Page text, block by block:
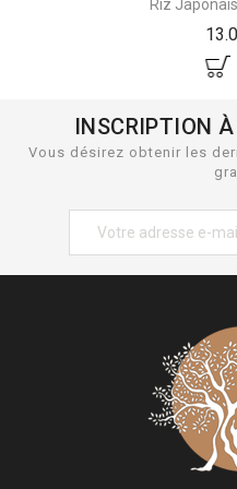
Riz
INSCRIPTION
Vous désirez obtenir les